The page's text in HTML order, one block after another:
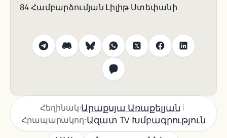
84 Համբարձումյան Լիլիթ Ստեփանի
Հեղինակ:Արաքսյա Առաքելյան |
Հրապարակող:Ազատ TV Խմբագրություն